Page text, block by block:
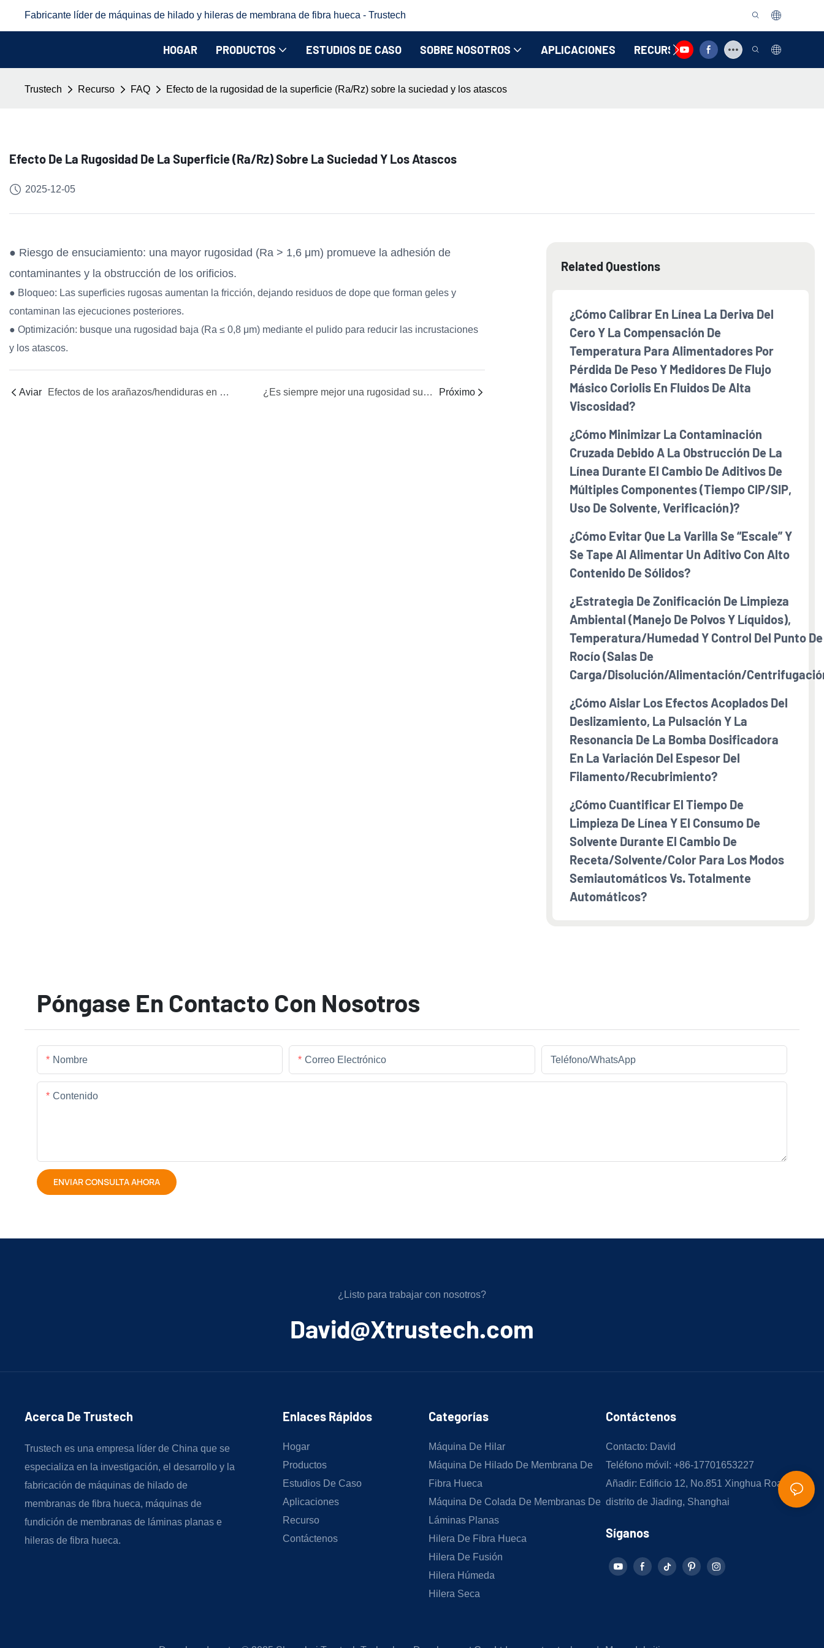
Fabricante líder de máquinas de hilado y hileras de membrana de fibra hueca - Trustech
HOGAR PRODUCTOS ESTUDIOS DE CASO SOBRE NOSOTROS APLICACIONES RECURSO CONTÁCTENOS
Trustech Recurso FAQ Efecto de la rugosidad de la superficie (Ra/Rz) sobre la suciedad y los atascos
Efecto De La Rugosidad De La Superficie (Ra/Rz) Sobre La Suciedad Y Los Atascos
2025-12-05
● Riesgo de ensuciamiento: una mayor rugosidad (Ra > 1,6 μm) promueve la adhesión de
contaminantes y la obstrucción de los orificios.
● Bloqueo: Las superficies rugosas aumentan la fricción, dejando residuos de dope que forman geles y
contaminan las ejecuciones posteriores.
● Optimización: busque una rugosidad baja (Ra ≤ 0,8 μm) mediante el pulido para reducir las incrustaciones
y los atascos.
Aviar Efectos de los arañazos/hendiduras en las superficies de sellado: fugas y excentricidad ¿Es siempre mejor una rugosidad superficial interna más baja? Próximo
Related Questions
¿Cómo Calibrar En Línea La Deriva Del
Cero Y La Compensación De
Temperatura Para Alimentadores Por
Pérdida De Peso Y Medidores De Flujo
Másico Coriolis En Fluidos De Alta
Viscosidad?
¿Cómo Minimizar La Contaminación
Cruzada Debido A La Obstrucción De La
Línea Durante El Cambio De Aditivos De
Múltiples Componentes (tiempo CIP/SIP,
Uso De Solvente, Verificación)?
¿Cómo Evitar Que La Varilla Se “escale” Y
Se Tape Al Alimentar Un Aditivo Con Alto
Contenido De Sólidos?
¿Estrategia De Zonificación De Limpieza
Ambiental (manejo De Polvos Y Líquidos),
Temperatura/humedad Y Control Del Punto De
Rocío (salas De
Carga/disolución/alimentación/
¿Cómo Aislar Los Efectos Acoplados Del
Deslizamiento, La Pulsación Y La
Resonancia De La Bomba Dosificadora
En La Variación Del Espesor Del
Filamento/recubrimiento?
¿Cómo Cuantificar El Tiempo De
Limpieza De Línea Y El Consumo De
Solvente Durante El Cambio De
Receta/solvente/color Para Los Modos
Semiautomáticos Vs. Totalmente
Automáticos?
Póngase En Contacto Con Nosotros
Nombre Correo Electrónico Teléfono/WhatsApp
Contenido
ENVIAR CONSULTA AHORA
¿Listo para trabajar con nosotros?
﻿David@Xtrustech.com
Acerca De Trustech
Trustech es una empresa líder de China que se
especializa en la investigación, el desarrollo y la
fabricación de máquinas de hilado de
membranas de fibra hueca, máquinas de
fundición de membranas de láminas planas e
hileras de fibra hueca.
Enlaces Rápidos
Hogar
Productos
Estudios De Caso
Aplicaciones
Recurso
Contáctenos
Categorías
Máquina De Hilar
Máquina De Hilado De Membrana De
Fibra Hueca
Máquina De Colada De Membranas De
Láminas Planas
Hilera De Fibra Hueca
Hilera De Fusión
Hilera Húmeda
Hilera Seca
Contáctenos
Contacto: David
Teléfono móvil: +86-17701653227
Añadir: Edificio 12, No.851 Xinghua Road,
distrito de Jiading, Shanghai
Síganos